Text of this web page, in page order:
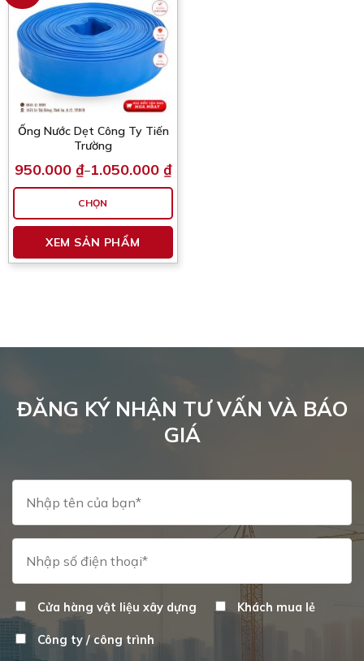
Ống Nước Dẹt Công Ty Tiến
Trường
950.000 ₫–1.050.000 ₫
Khoảng
giá:
950.000 ₫
đến
1.050.000 ₫
CHỌN
XEM SẢN PHẨM
Sản
này
Các
thể
được
trang
ĐĂNG KÝ NHẬN TƯ VẤN VÀ BÁO
GIÁ
Cửa hàng vật liệu xây dựng Khách mua lẻ
Công ty / công trình